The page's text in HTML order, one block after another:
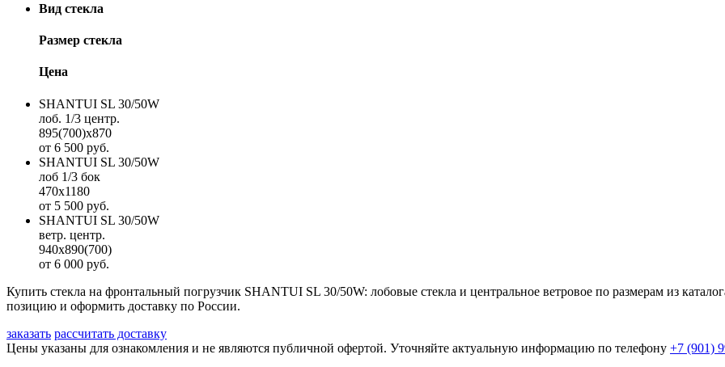
Вид стекла
Размер стекла
Цена
SHANTUI SL 30/50W
лоб. 1/3 центр.
895(700)х870
от 6 500 руб.
SHANTUI SL 30/50W
лоб 1/3 бок
470х1180
от 5 500 руб.
SHANTUI SL 30/50W
ветр. центр.
940х890(700)
от 6 000 руб.
Купить стекла на фронтальный погрузчик SHANTUI SL 30/50W: лобовые стекла и центральное ветровое по размерам из
позицию и оформить доставку по России.
заказать рассчитать доставку
Цены указаны для ознакомления и не являются публичной офертой. Уточняйте актуальную информацию по телефону +7 (901)